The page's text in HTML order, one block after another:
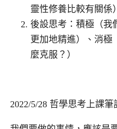
靈性修養比較有關係）
後設思考：積極（我
更加地精進）、消極
麼克服？）
2022/5/28 哲學思考上課